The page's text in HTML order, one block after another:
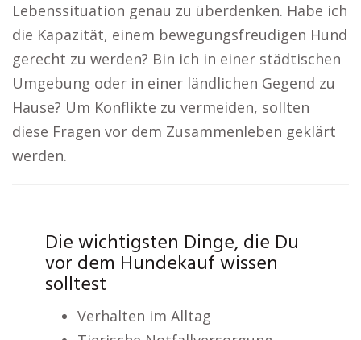
Lebenssituation genau zu überdenken. Habe ich
die Kapazität, einem bewegungsfreudigen Hund
gerecht zu werden? Bin ich in einer städtischen
Umgebung oder in einer ländlichen Gegend zu
Hause? Um Konflikte zu vermeiden, sollten
diese Fragen vor dem Zusammenleben geklärt
werden.
Die wichtigsten Dinge, die Du
vor dem Hundekauf wissen
solltest
Verhalten im Alltag